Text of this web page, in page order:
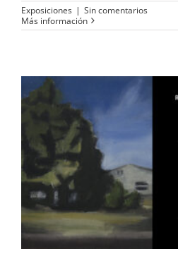
Exposiciones | Sin comentarios
Más información
Exposición de
Almendáriz «Al
en la Galería
de